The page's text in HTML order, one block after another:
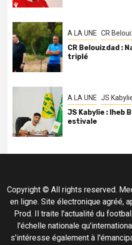
A LA UNE CR
CR Belouizdad :
triplé
A LA UNE JS
JS Kabylie : Iheb
estivale
Copyright © All rights reserved.
en ligne. Site électronique agréé,
Prod. Il traite l'actualité du
l'échelle nationale
s'intéresse également à